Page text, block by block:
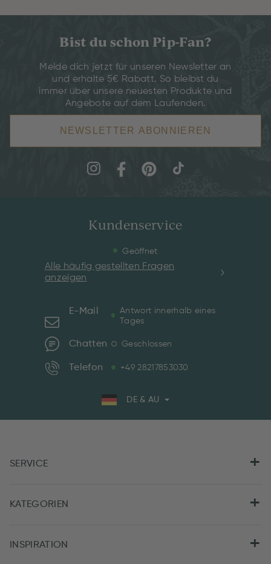
Bist du schon Pip-Fan?
Melde dich jetzt für unseren Newsletter an
und erhalte 5€ Rabatt. So bleibst du
immer über unsere neuesten Produkte und
Angebote auf dem Laufenden.
NEWSLETTER ABONNIEREN
Kundenservice
Geöffnet
Alle häufig gestellten Fragen
anzeigen
E-Mail
Antwort innerhalb eines
Tages
Chatten Geschlossen
Telefon +49 28217853030
DE & AU
SERVICE
KATEGORIEN
INSPIRATION